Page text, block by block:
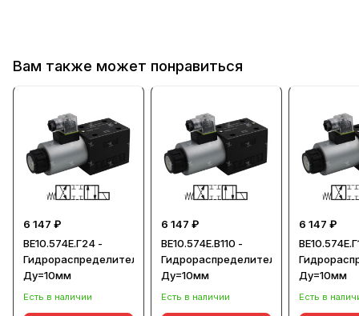
Вам также может понравиться
6 147 ₽
ВЕ10.574Е.Г24 -
Гидрораспределитель,
Ду=10мм
Есть в наличии
6 147 ₽
ВЕ10.574Е.В110 -
Гидрораспределитель,
Ду=10мм
Есть в наличии
6 147 ₽
Ду=10мм
Есть в